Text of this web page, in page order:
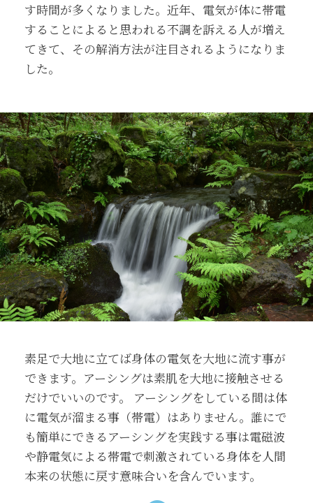
す時間が多くなりました。近年、電気が体に帯電
することによると思われる不調を訴える人が増え
てきて、その解消方法が注目されるようになりま
した。
素足で大地に立てば身体の電気を大地に流す事が
できます。アーシングは素肌を大地に接触させる
だけでいいのです。 アーシングをしている間は体
に電気が溜まる事（帯電）はありません。誰にで
も簡単にできるアーシングを実践する事は電磁波
や静電気による帯電で刺激されている身体を人間
本来の状態に戻す意味合いを含んでいます。